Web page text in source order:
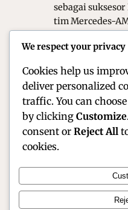
sebagai
tim Mercedes-
biasa; ia adalah
Official Site of Christian
We respect your privacy
Cookies help us
deliver personalized
traffic. You can
by clicking Customize
consent or Reject All
cookies.